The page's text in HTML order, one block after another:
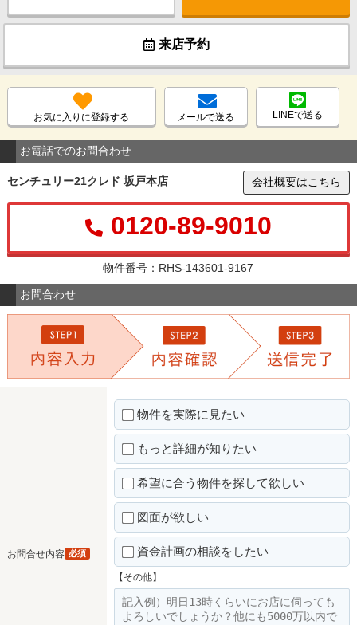
来店予約
お気に入りに登録する メールで送る LINEで送る
お電話でのお問合わせ
センチュリー21クレド 坂戸本店 会社概要はこちら
0120-89-9010
物件番号：RHS-143601-9167
お問合わせ
お問合せ内容 必須
物件を実際に見たい
もっと詳細が知りたい
希望に合う物件を探して欲しい
図面が欲しい
資金計画の相談をしたい
【その他】